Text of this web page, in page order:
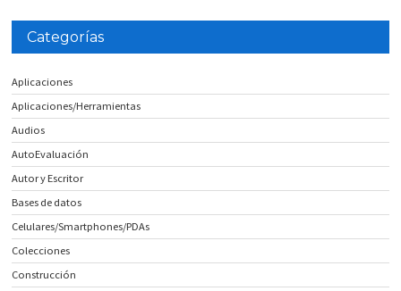
Categorías
Aplicaciones
Aplicaciones/Herramientas
Audios
AutoEvaluación
Autor y Escritor
Bases de datos
Celulares/Smartphones/PDAs
Colecciones
Construcción